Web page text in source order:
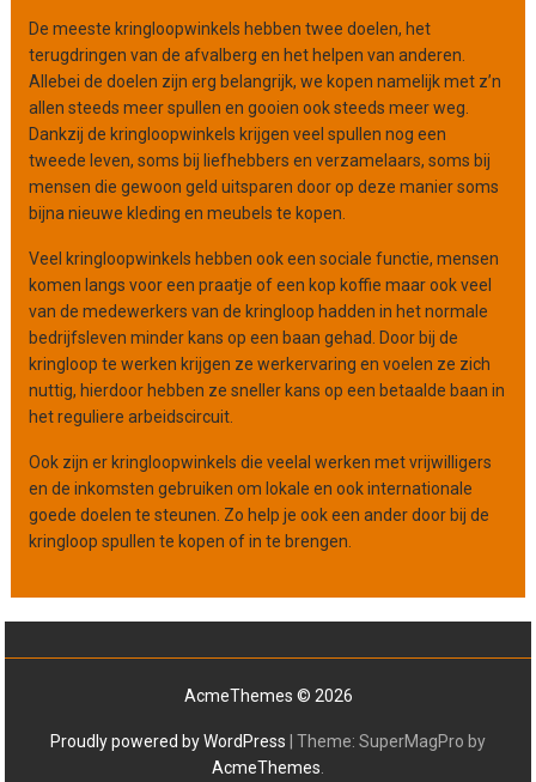
n
i
s
a
t
i
De meeste kringloopwinkels hebben twee doelen, het
terugdringen van de afvalberg en het helpen van anderen.
Allebei de doelen zijn erg belangrijk, we kopen namelijk met z’n
allen steeds meer spullen en gooien ook steeds meer weg.
Dankzij de kringloopwinkels krijgen veel spullen nog een
tweede leven, soms bij liefhebbers en verzamelaars, soms bij
mensen die gewoon geld uitsparen door op deze manier soms
bijna nieuwe kleding en meubels te kopen.
Veel kringloopwinkels hebben ook een sociale functie, mensen
komen langs voor een praatje of een kop koffie maar ook veel
van de medewerkers van de kringloop hadden in het normale
bedrijfsleven minder kans op een baan gehad. Door bij de
kringloop te werken krijgen ze werkervaring en voelen ze zich
nuttig, hierdoor hebben ze sneller kans op een betaalde baan in
het reguliere arbeidscircuit.
Ook zijn er kringloopwinkels die veelal werken met vrijwilligers
en de inkomsten gebruiken om lokale en ook internationale
goede doelen te steunen. Zo help je ook een ander door bij de
kringloop spullen te kopen of in te brengen.
AcmeThemes © 2026
Proudly powered by WordPress
Theme: SuperMagPro by
AcmeThemes.